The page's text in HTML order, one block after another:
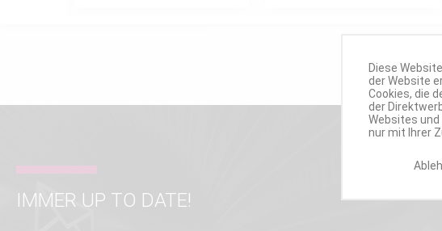
IMMER UP TO DATE!
Diese
der Website
Cookies, die
der
Websites
nur mit Ihrer